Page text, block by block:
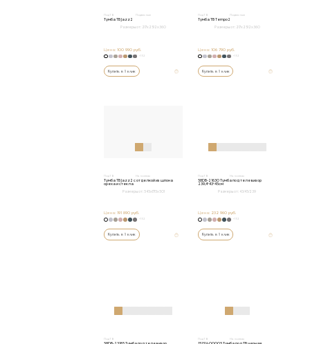
Под ТВ Подвесные
Тумба ТВ Jazz2
Размеры от: 217x2512x360
Цена: 100 990 руб.
+152
Купить в 1 клик
Под ТВ Подвесные
Тумба ТВ Tempo2
Размеры от: 217x2512x360
Цена:106 790 руб.
+152
Купить в 1 клик
Под ТВ На ножках
Тумба ТВ Jazz2 с отделкой из шпона
ореха и стекла
Размеры от: 545x1715x501
Цена: 191 890 руб.
+152
Купить в 1 клик
Под ТВ На ножках
58DB-21630 Тумба под телевизор
239,4*43*45см
Размеры от: 43/45/239
Цена:232 960 руб.
+152
Купить в 1 клик
Под ТВ Под ТВ На ножках